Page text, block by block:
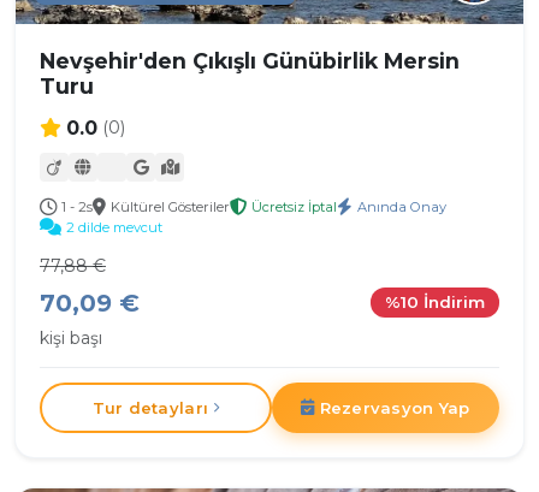
Nevşehir'den Çıkışlı Günübirlik Mersin
Turu
0.0 (0)
1 - 2s Kültürel Gösteriler Ücretsiz İptal
Anında Onay
2 dilde mevcut
77,88 €
70,09 €
kişi başı
%10 İndirim
Tur detayları Rezervasyon Yap